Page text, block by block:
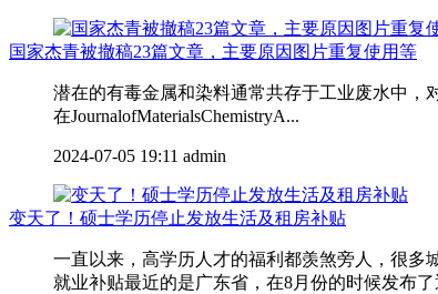
国家杰青被撤稿23篇文章，主要原因图片重复使用等
潜在的有毒金属和染料通常共存于工业废水中，
在JournalofMaterialsChemistryA...
2024-07-05 19:11 admin
变天了！硕士学历停止发放生活及租房补贴
一直以来，高学历人才的福利都羡煞旁人，很多
就业补贴最近的是广东省，在8月份的时候发布